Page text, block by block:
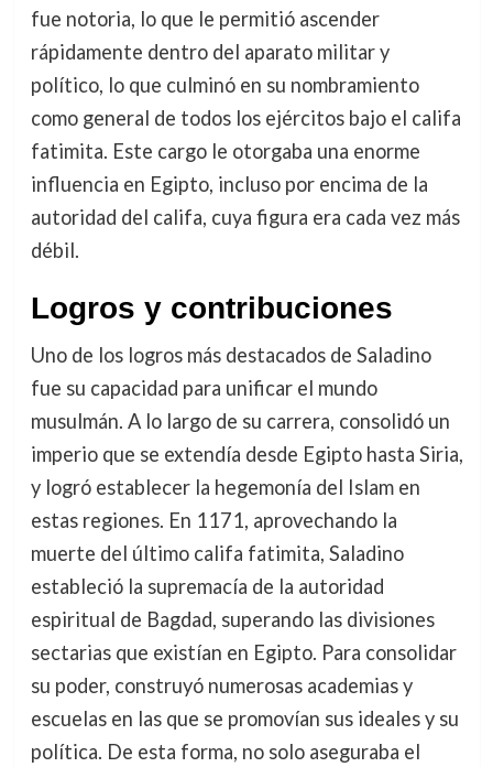
fue notoria, lo que le permitió ascender
rápidamente dentro del aparato militar y
político, lo que culminó en su nombramiento
como general de todos los ejércitos bajo el califa
fatimita. Este cargo le otorgaba una enorme
influencia en Egipto, incluso por encima de la
autoridad del califa, cuya figura era cada vez más
débil.
Logros y contribuciones
Uno de los logros más destacados de Saladino
fue su capacidad para unificar el mundo
musulmán. A lo largo de su carrera, consolidó un
imperio que se extendía desde Egipto hasta Siria,
y logró establecer la hegemonía del Islam en
estas regiones. En 1171, aprovechando la
muerte del último califa fatimita, Saladino
estableció la supremacía de la autoridad
espiritual de Bagdad, superando las divisiones
sectarias que existían en Egipto. Para consolidar
su poder, construyó numerosas academias y
escuelas en las que se promovían sus ideales y su
política. De esta forma, no solo aseguraba el